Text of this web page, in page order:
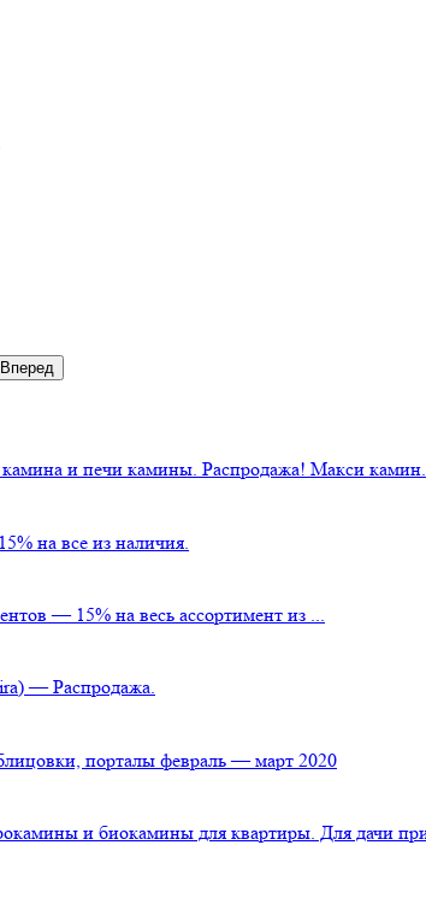
и печи камины. Распродажа! Макси камин.
на все из наличия.
— 15% на весь ассортимент из ...
— Распродажа.
порталы февраль — март 2020